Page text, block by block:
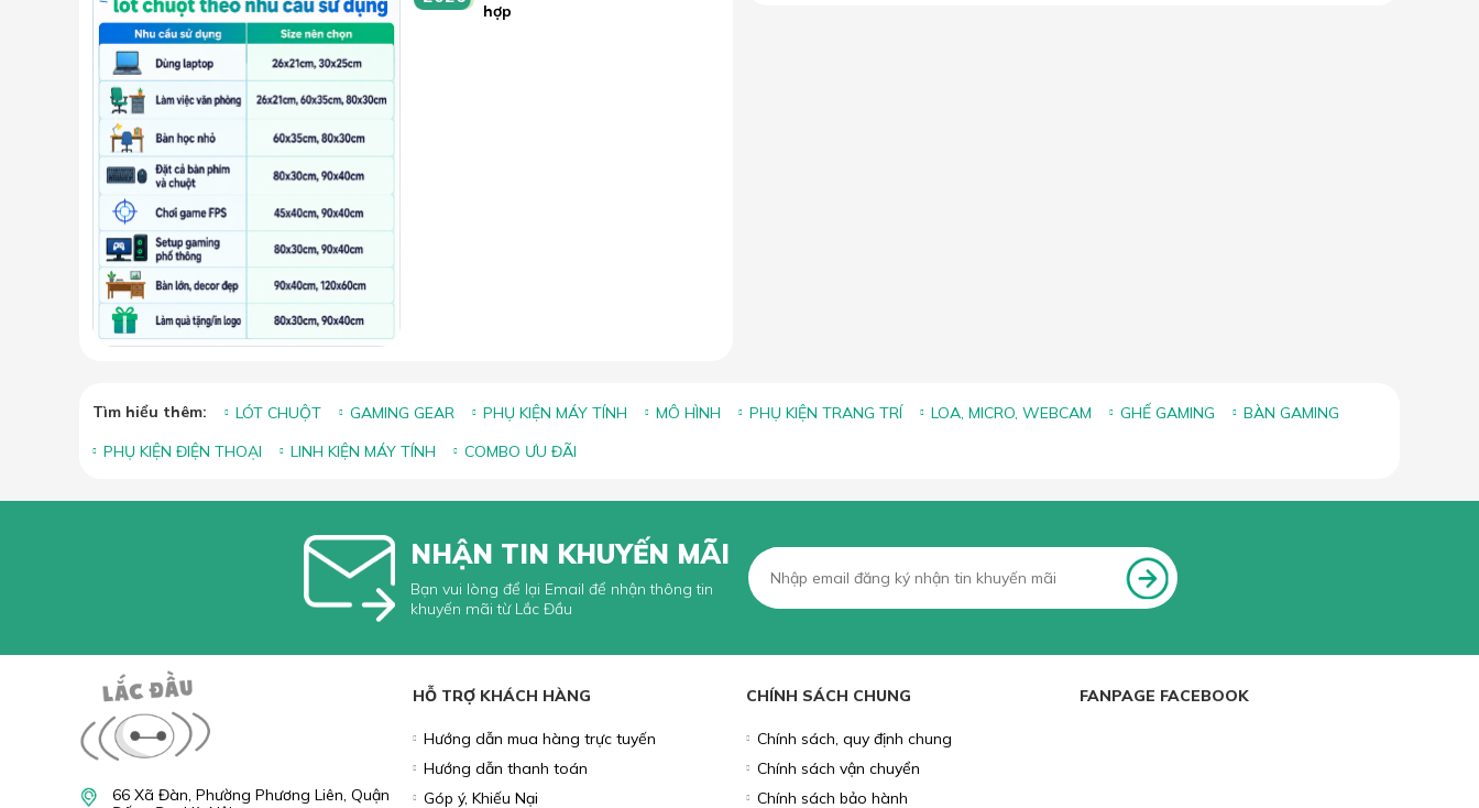
hợp
Tìm hiểu thêm: LÓT CHUỘT GAMING GEAR PHỤ KIỆN MÁY TÍNH MÔ HÌNH PHỤ KIỆN TRANG TRÍ LOA, MICRO, WEBCAM GHẾ GAMING
BÀN GAMING
PHỤ KIỆN ĐIỆN THOẠI
LINH KIỆN MÁY TÍNH COMBO ƯU ĐÃI
NHẬN TIN KHUYẾN MÃI
Bạn vui lòng để lại Email để nhận thông tin
khuyến mãi từ Lắc Đầu
66 Xã Đàn, Phường Phương Liên, Quận
HỖ TRỢ KHÁCH HÀNG
Hướng dẫn mua hàng trực tuyến
Hướng dẫn thanh toán
Góp ý, Khiếu Nại
CHÍNH SÁCH CHUNG
Chính sách, quy định chung
Chính sách vận chuyển
Chính sách bảo hành
FANPAGE FACEBOOK